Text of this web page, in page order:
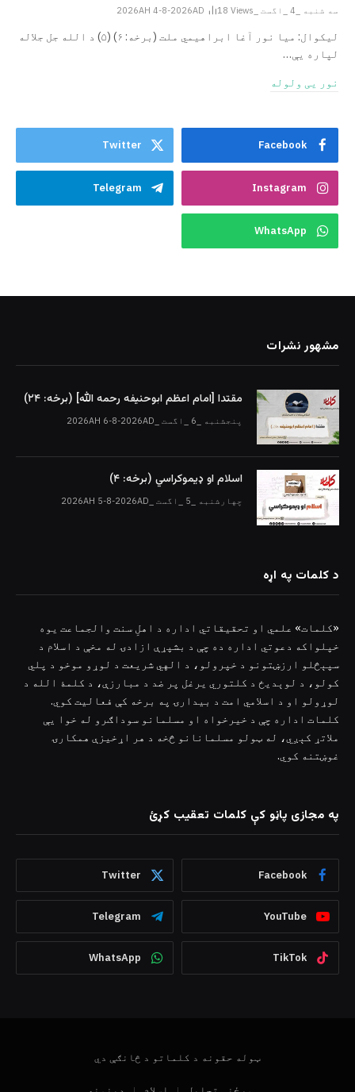
سه شنبه _4 _اگست _2026AH 4-8-2026AD 18 Views
ليکوال: میا نور آغا ابراهيمي ملت (برخه: ۶) (۵) د الله جل جلاله
لپاره یې…
نور یی ولوله
Facebook
Twitter
Instagram
Telegram
WhatsApp
مشهور نشرات
مقتدا [امام اعظم ابوحنیفه رحمه الله‎] (برخه: ۲۴)
پنجشنبه _6 _اگست _2026AH 6-8-2026AD
اسلام او ډیموکراسي (برخه: ۴)
چهارشنبه _5 _اگست _2026AH 5-8-2026AD
د کلمات په اړه
«کلمات» علمي او تحقیقاتي اداره د اهلِ سنت والجماعت یوه
خپلواکه دعوتي اداره ده چې د بشپړې ازادۍ له مخې د اسلام د
سپېڅلو ارزښتونو د خپرولو، د الهي شریعت د لوړو موخو د پلي
کولو، د لوېدیځ د کلتوري یرغل پر ضد د مبارزې، د کلمۀ الله د
لوړولو او د اسلامي امت د بیدارۍ په برخه کې فعالیت کوي.
کلمات اداره چې د خیرخواه او مسلمانو سوداګرو له خوا یې
ملاتړ کېږي، له ټولو مسلمانانو څخه د هر اړخیزې همکارۍ
غوښتنه کوي.
په مجازی پاڼو کې کلمات تعقیب کړئ
Facebook
Twitter
YouTube
Telegram
TikTok
WhatsApp
ټوله حقونه د کلماتو د څانګې دي